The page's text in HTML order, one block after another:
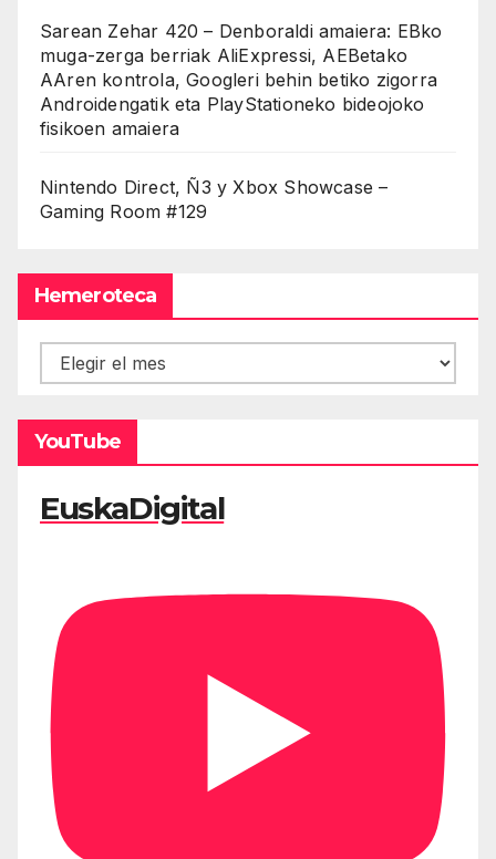
Sarean Zehar 420 – Denboraldi amaiera: EBko
muga-zerga berriak AliExpressi, AEBetako
AAren kontrola, Googleri behin betiko zigorra
Androidengatik eta PlayStationeko bideojoko
fisikoen amaiera
Nintendo Direct, Ñ3 y Xbox Showcase –
Gaming Room #129
Hemeroteca
Hemeroteca
YouTube
EuskaDigital